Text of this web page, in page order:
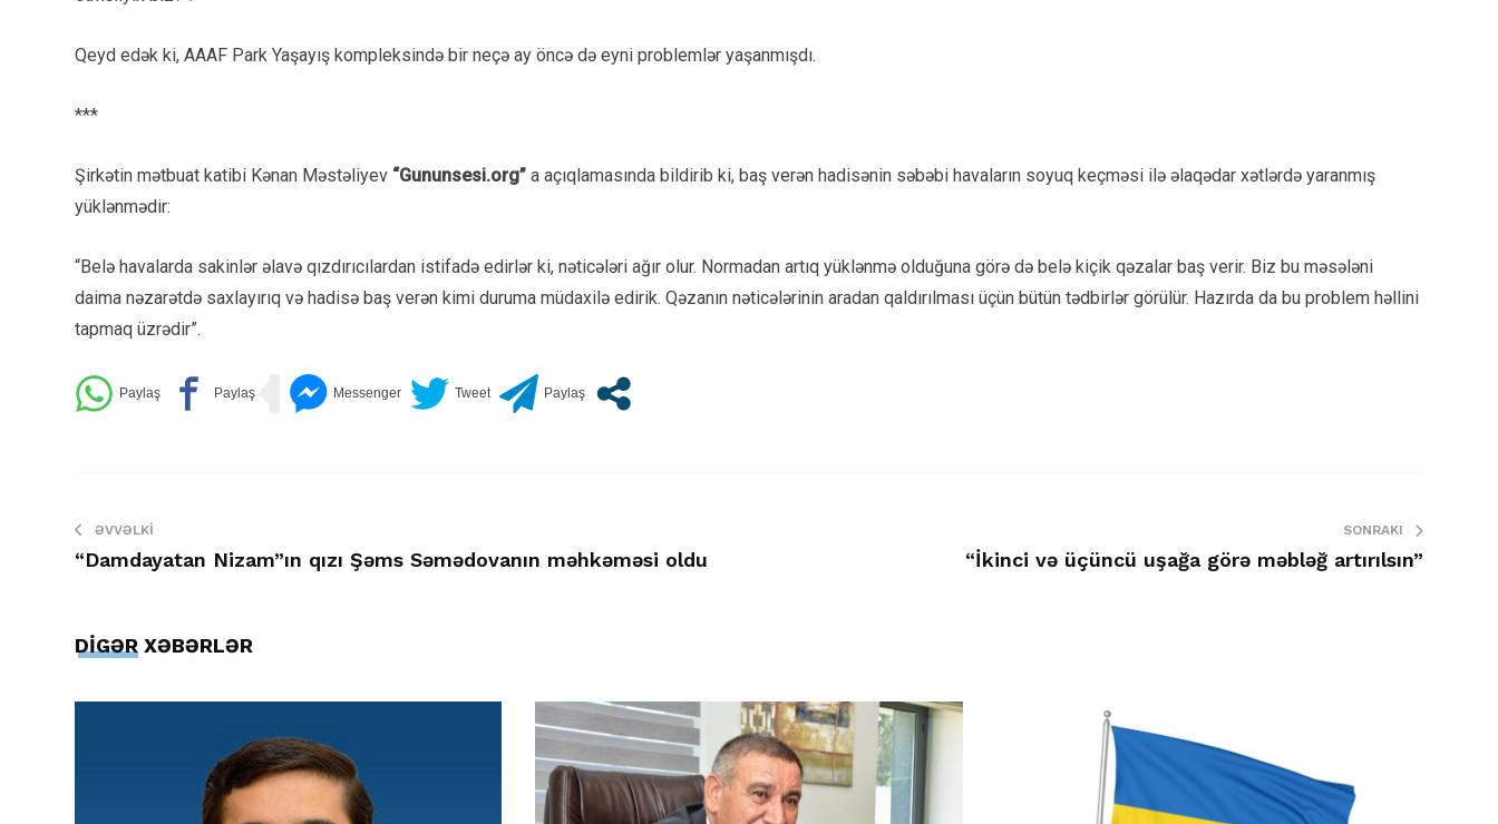
Qeyd edək ki, AAAF Park Yaşayış kompleksində bir neçə ay öncə də eyni problemlər yaşanmışdı.
***
Şirkətin mətbuat katibi Kənan Məstəliyev “Gununsesi.org” a açıqlamasında bildirib ki, baş verən hadisənin səbəbi havaların soyuq keçməsi ilə əlaqədar xətlərdə yaranmış
yüklənmədir:
“Belə havalarda sakinlər əlavə qızdırıcılardan istifadə edirlər ki, nəticələri ağır olur. Normadan artıq yüklənmə olduğuna görə də belə kiçik qəzalar baş verir. Biz bu məsələni
daima nəzarətdə saxlayırıq və hadisə baş verən kimi duruma müdaxilə edirik. Qəzanın nəticələrinin aradan qaldırılması üçün bütün tədbirlər görülür. Hazırda da bu problem həllini
tapmaq üzrədir”.
ƏVVƏLKI
“Damdayatan Nizam”ın qızı Şəms Səmədovanın məhkəməsi oldu
SONRAKI
“İkinci və üçüncü uşağa görə məbləğ artırılsın”
DİGƏR XƏBƏRLƏR